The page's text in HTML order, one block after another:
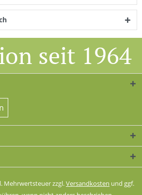
seit 1964
Mehrwertsteuer zzgl.Versandkosten und ggf.